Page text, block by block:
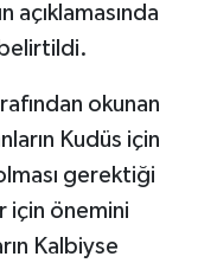
açıklamasında
belirtildi.
okunan
Kudüs için
gerektiği
için önemini
Kalbiyse